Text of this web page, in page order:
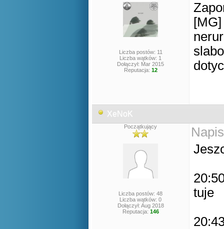
Liczba postów: 11
Liczba wątków: 1
Dołączył: Mar 2015
Reputacja: 12
XeNoK
Początkujący
Liczba postów: 48
Liczba wątków: 0
Dołączył: Aug 2018
Reputacja: 146
tuje